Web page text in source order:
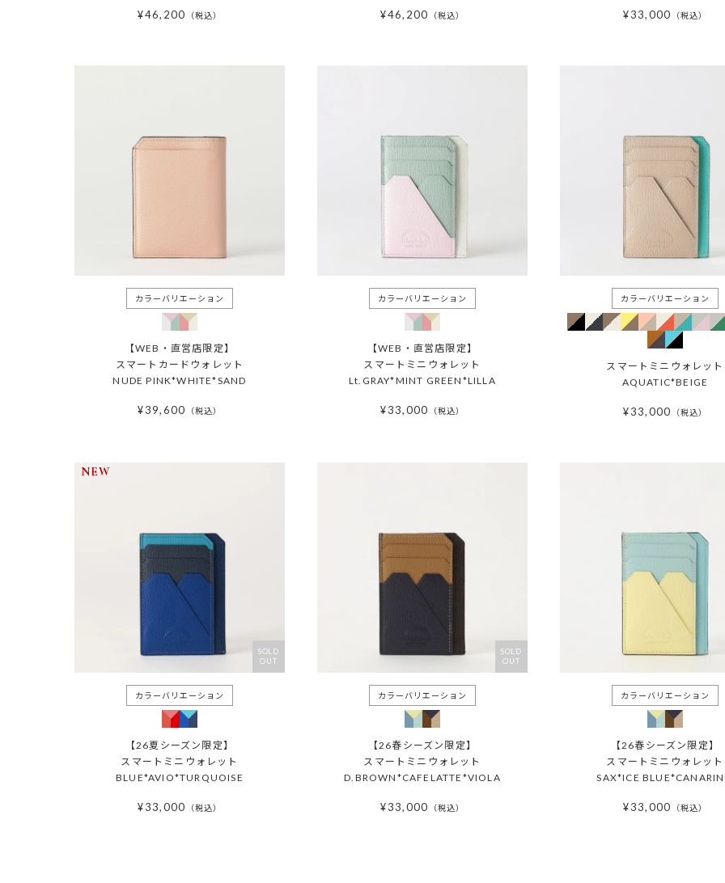
¥46,200 税込 ¥46,200 税込 ¥33,000 税込
【WEB・直営店限定】
スマートカードウォレット
NUDE PINK*WHITE*SAND
¥39,600 税込
【WEB・直営店限定】
スマートミニウォレット
Lt.GRAY*MINT GREEN*LILLA
¥33,000 税込
スマートミニウォレット
AQUATIC*BEIGE
¥33,000 税込
SOLD
OUT
【26夏シーズン限定】
スマートミニウォレット
BLUE*AVIO*TURQUOISE
NEW
¥33,000 税込
SOLD
OUT
【26春シーズン限定】
スマートミニウォレット
D.BROWN*CAFELATTE*VIOLA
¥33,000 税込
【26春シーズン限定】
スマートミニウォレット
SAX*ICE
¥33,000 税込